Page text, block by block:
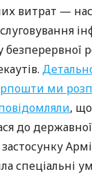
витрат —
безперервної
ми
,
до
спеціальні